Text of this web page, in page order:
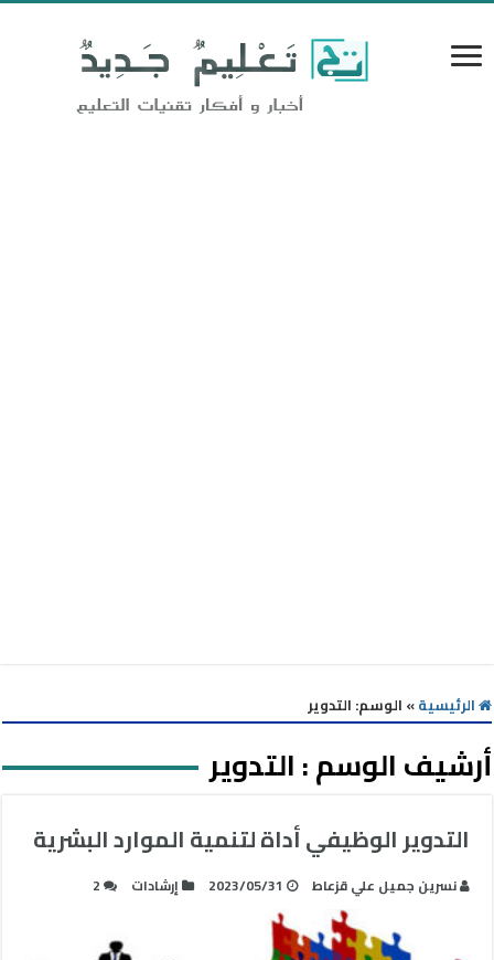
الرئيسية» الوسم: التدوير
أرشيف الوسم :التدوير
التدوير الوظيفي أداة لتنمية الموارد البشرية
نسرين جميل علي قزعاط 2023/05/31 إرشادات 2